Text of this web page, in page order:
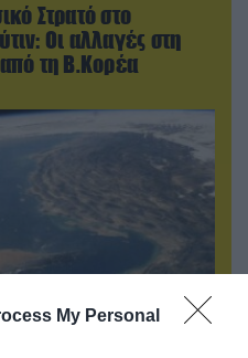
My Personal
Στρατό στο
Οι αλλαγές στη
τη Β.Κορέα